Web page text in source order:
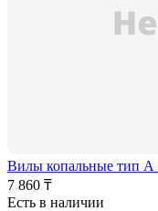
Вилы копальные тип А
7 860 ₸
Есть в наличии